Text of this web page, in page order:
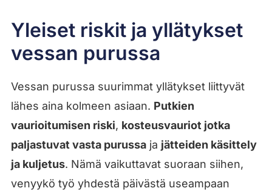
Yleiset riskit ja yllätykset
vessan purussa
Vessan purussa suurimmat yllätykset liittyvät
lähes aina kolmeen asiaan. Putkien
vaurioitumisen riski, kosteusvauriot jotka
paljastuvat vasta purussaja jätteiden käsittely
ja kuljetus. Nämä vaikuttavat suoraan siihen,
venyykö työ yhdestä päivästä useampaan